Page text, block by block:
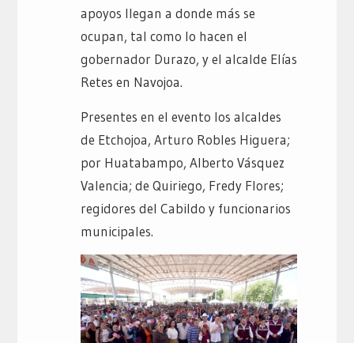
apoyos llegan a donde más se
ocupan, tal como lo hacen el
gobernador Durazo, y el alcalde Elías
Retes en Navojoa.
Presentes en el evento los alcaldes
de Etchojoa, Arturo Robles Higuera;
por Huatabampo, Alberto Vásquez
Valencia; de Quiriego, Fredy Flores;
regidores del Cabildo y funcionarios
municipales.